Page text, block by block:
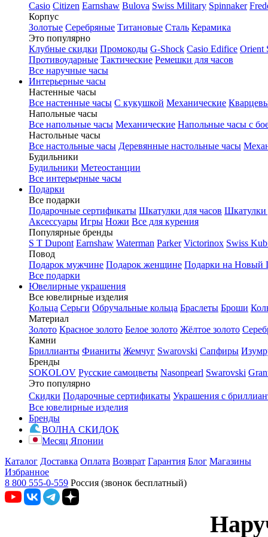
Casio Citizen Earnshaw Bulova Swiss Military Spinnaker
Корпус
Золотые Серебряные Титановые Сталь Керамика
Это популярно
Клубные скидки Промокоды G-Shock Casio Edifice Orient
Противоударные Тактические Ремешки для часов
Все наручные часы
Интерьерные часы
Настенные часы
Все настенные часы С кукушкой Механические
Напольные часы
Все напольные часы Механические Напольные часы с
Настольные часы
Все настольные часы Деревянные настольные часы
Будильники
Будильники Метеостанции
Все интерьерные часы
Подарки
Все подарки
Подарочные сертификаты Шкатулки для часов Шкатулки
Аксессуары Игры Ножи Все для курения
Популярные бренды
S T Dupont Earnshaw Waterman Parker Victorinox Swiss
Повод
Подарок мужчине Подарок женщине Подарки на Новый
Все подарки
Ювелирные украшения
Все ювелирные изделия
Кольца Серьги Обручальные кольца Браслеты Броши
Материал
Золото Красное золото Белое золото Жёлтое золото
Камни
Бриллианты Фианиты Жемчуг Swarovski Сапфиры
Бренды
SOKOLOV Русские самоцветы Nasonpearl Swarovski
Это популярно
Скидки Подарочные сертификаты Украшения с
Все ювелирные изделия
Бренды
ВОЛНА СКИДОК
Месяц Японии
Каталог Доставка Оплата Возврат Гарантия Блог Магазины
Избранное
8 800 555-0-559 Россия (звонок бесплатный)